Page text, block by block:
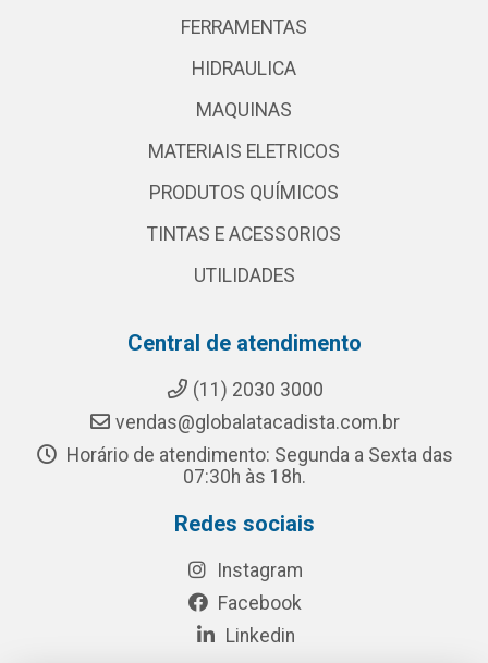
FERRAMENTAS
HIDRAULICA
MAQUINAS
MATERIAIS ELETRICOS
PRODUTOS QUÍMICOS
TINTAS E ACESSORIOS
UTILIDADES
Central de atendimento
(11) 2030 3000
vendas@globalatacadista.com.br
Horário de atendimento: Segunda a Sexta das
07:30h às 18h.
Redes sociais
Instagram
Facebook
Linkedin